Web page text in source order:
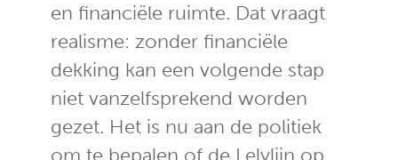
en financiële ruimte. Dat vraagt
realisme: zonder financiële
dekking kan een volgende stap
niet vanzelfsprekend worden
gezet. Het is nu aan de politiek